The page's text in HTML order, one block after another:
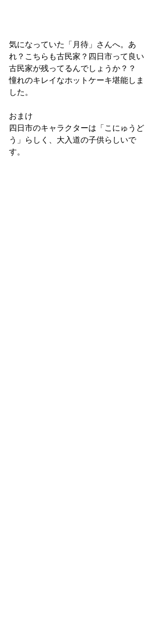
気になっていた「月待」さんへ。あ
れ？こちらも古民家？四日市って良い
古民家が残ってるんでしょうか？？
憧れのキレイなホットケーキ堪能しま
した。
おまけ
四日市のキャラクターは「こにゅうど
う」らしく、大入道の子供らしいで
す。